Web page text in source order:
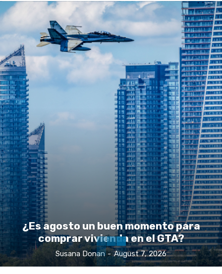
¿Es agosto un buen momento para
comprar vivienda en el GTA?
Susana Donan - August 7, 2026